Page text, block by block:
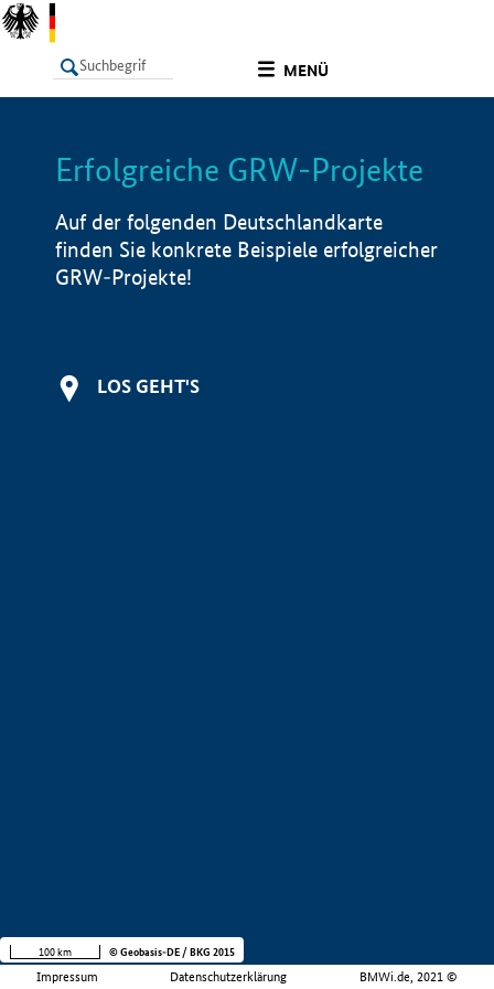
MENÜ
LISTE Info
Erfolgreiche GRW-Projekte
Auf der folgenden Deutschlandkarte
finden Sie konkrete Beispiele erfolgreicher
GRW-Projekte!
LOS GEHT'S
Impressum Datenschutzerklärung BMWi.de, 2021 ©
100 km © Geobasis-DE / BKG 2015